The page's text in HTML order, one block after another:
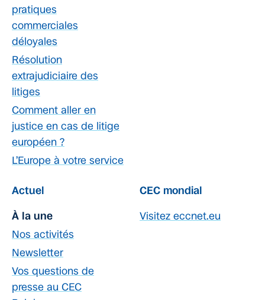
pratiques
commerciales
déloyales
Résolution
extrajudiciaire des
litiges
Comment aller en
justice en cas de litige
européen ?
L’Europe à votre service
Actuel
À la une
Nos activités
Newsletter
Vos questions de
presse au CEC
CEC mondial
Visitez eccnet.eu